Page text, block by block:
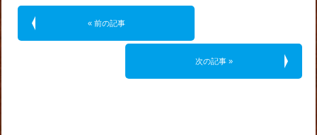
« 前の記事
次の記事 »